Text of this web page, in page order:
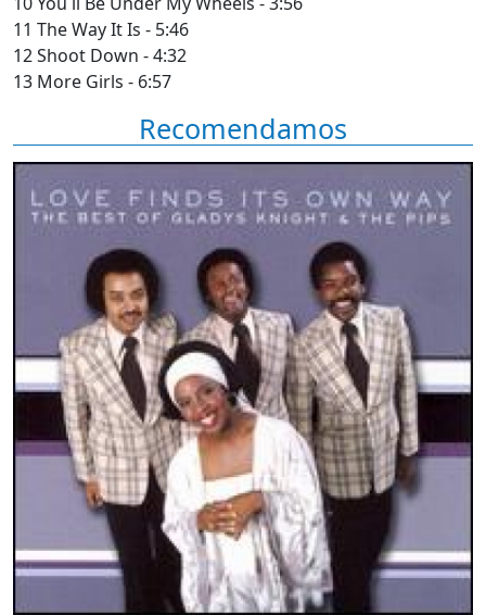
11 The Way It Is - 5:46
12 Shoot Down - 4:32
13 More Girls - 6:57
Recomendamos